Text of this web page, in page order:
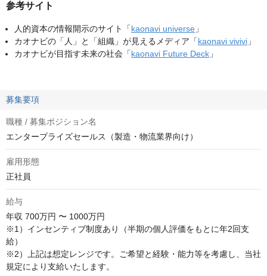
参考サイト
人的資本の情報開示のサイト「kaonavi universe 」
カオナビの「人」と「組織」が見えるメディア「kaonavi vivivi 」
カオナビが目指す未来の社会「kaonavi Future Deck 」
募集要項
職種 / 募集ポジション名
エンタープライズセールス（製造・物流業界向け）
雇用形態
正社員
給与
年収 700万円 〜 1000万円
※1）インセンティブ制度あり（半期の個人評価をもとに年2回支
給）
※2）上記は想定レンジです。ご希望と経験・能力等を考慮し、当社
規定により支給いたします。